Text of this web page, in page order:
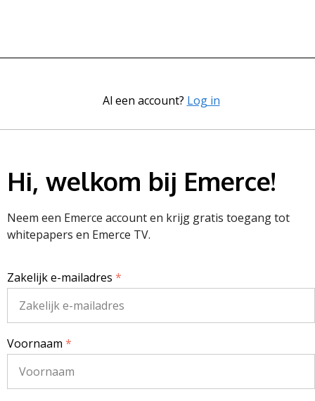
Al een account? Log in
Hi, welkom bij Emerce!
Neem een Emerce account en krijg gratis toegang tot
whitepapers en Emerce TV.
Zakelijk e-mailadres *
Voornaam *